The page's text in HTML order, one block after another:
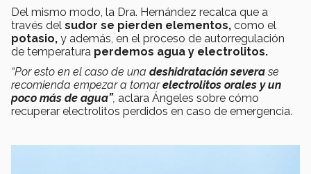
Del mismo modo, la Dra. Hernández recalca que a
través del sudor se pierden elementos, como el
potasio, y además, en el proceso de autorregulación
de temperatura perdemos agua y electrolitos.
“Por esto en el caso de una deshidratación severase
recomienda empezar a tomarelectrolitos orales y un
poco más de agua”, aclara Ángeles sobre cómo
recuperar electrolitos perdidos en caso de emergencia.